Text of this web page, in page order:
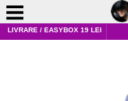
LIVRARE / EASYBOX 19 LEI